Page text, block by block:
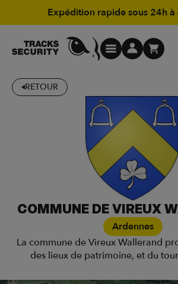
Expédition rapide sous 24h à
RETOUR
COMMUNE DE VIREUX
Ardennes
La commune de Vireux Wallerand
des lieux de patrimoine, et du